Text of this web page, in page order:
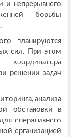
и непрерывного
борьбы
планируются
сил. При этом
решении задач
анализа
обстановки в
оперативного
организацией